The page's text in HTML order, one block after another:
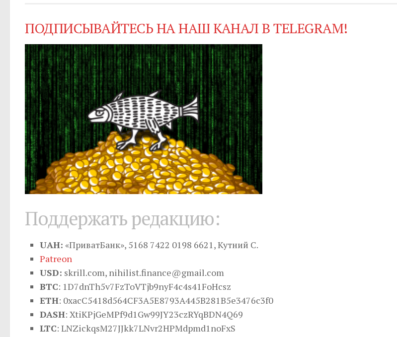
ПОДПИСЫВАЙТЕСЬ НА НАШ КАНАЛ В TELEGRAM!
Поддержать редакцию:
UAH: «ПриватБанк», 5168 7422 0198 6621, Кутний С.
Patreon
USD: skrill.com, nihilist.finance@gmail.com
BTC: 1D7dnTh5v7FzToVTjb9nyF4c4s41FoHcsz
ETH: 0xacC5418d564CF3A5E8793A445B281B5e3476c3f0
DASH: XtiKPjGeMPf9d1Gw99JY23czRYqBDN4Q69
LTC: LNZickqsM27JJkk7LNvr2HPMdpmd1noFxS